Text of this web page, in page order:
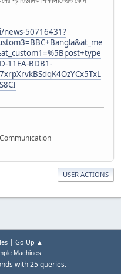
50716431?
11EA-BDB1-
USER ACTIONS
| Go Up ▲
Machines
with 25 queries.